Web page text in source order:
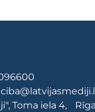
Toma iela 4,